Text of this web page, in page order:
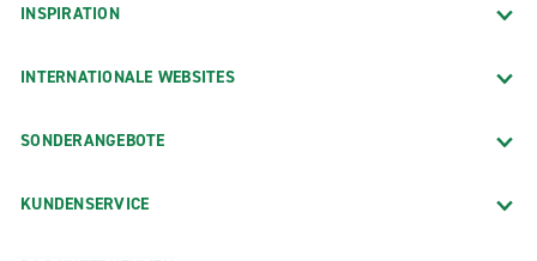
INSPIRATION
INTERNATIONALE WEBSITES
SONDERANGEBOTE
KUNDENSERVICE